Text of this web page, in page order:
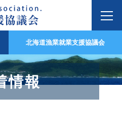
北海道漁業就業支援協議会
情報